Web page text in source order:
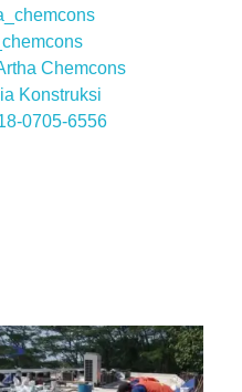
Chemcons
Konstruksi
0705-6556